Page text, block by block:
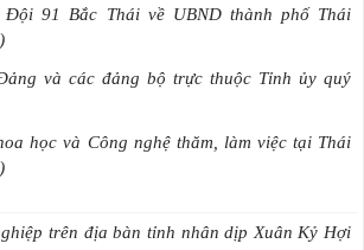
91 Bắc Thái về UBND thành phố Thái
và các đảng bộ trực thuộc Tỉnh ủy quý
học và Công nghệ thăm, làm việc tại Thái
trên địa bàn tỉnh nhân dịp Xuân Kỷ Hợi